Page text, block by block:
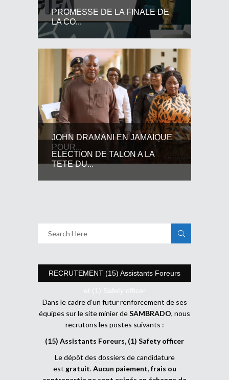
PROMESSE DE LA FINALE DE
LA CO...
JOHN DRAMANI EN JAMAIQUE
POUR...
ELECTION DE TALON A LA
TETE DU...
RECRUTEMENT (15) Assistants Foreurs
et (1) Safety officer
Dans le cadre d’un futur renforcement de ses
équipes sur le site minier deSAMBRADO, nous
recrutons les postes suivants :
(15) Assistants Foreurs, (1) Safety officer
Le dépôt des dossiers de candidature
est gratuit.Aucun paiement, frais ou